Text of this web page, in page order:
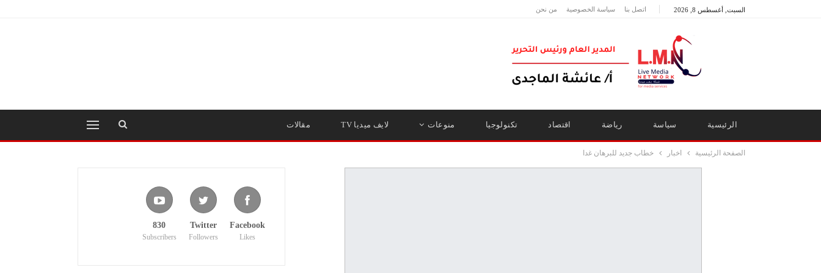
السبت, أغسطس 8, 2026 اتصل بنا سياسة الخصوصية من نحن
الرئيسية سياسة رياضة اقتصاد تكنولوجيا منوعات لايف ميديا TV مقالات
الصفحة الرئيسية اخبار خطاب جديد للبرهان غدا
Facebook
Likes
Twitter
Followers
830
Subscribers